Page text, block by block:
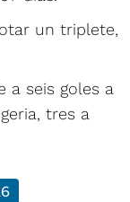
un triplete,
a seis goles a
tres a